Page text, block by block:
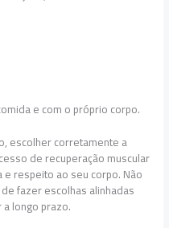
e com o próprio corpo.
escolher corretamente a
de recuperação muscular
respeito ao seu corpo. Não
fazer escolhas alinhadas
longo prazo.